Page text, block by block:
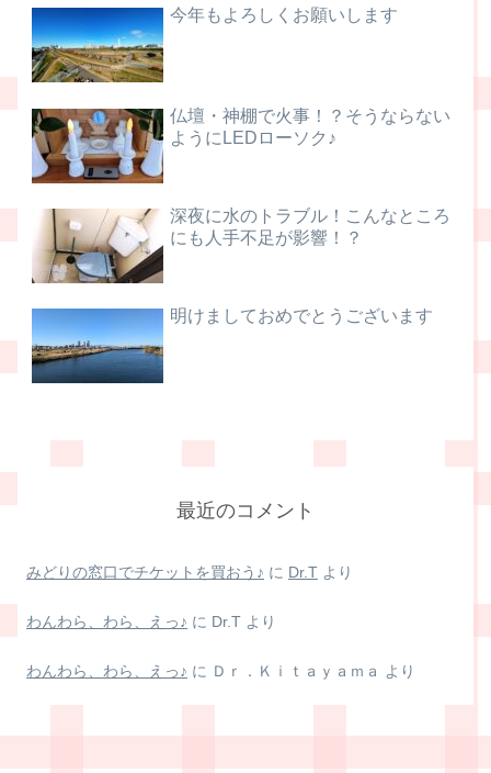
今年もよろしくお願いします
仏壇・神棚で火事！？そうならない
ようにLEDローソク♪
深夜に水のトラブル！こんなところ
にも人手不足が影響！？
明けましておめでとうございます
最近のコメント
みどりの窓口でチケットを買おう♪ に Dr.T より
わんわら、わら、えっ♪ に Dr.T より
わんわら、わら、えっ♪ に Ｄｒ．Ｋｉｔａｙａｍａ より